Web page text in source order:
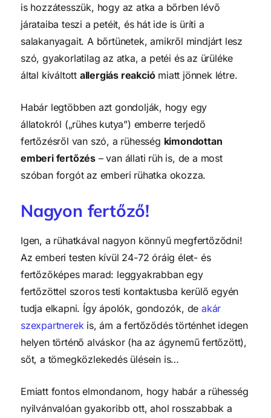
is hozzátesszük, hogy az atka a bőrben lévő
járataiba teszi a petéit, és hát ide is üríti a
salakanyagait. A bőrtünetek, amikről mindjárt lesz
szó, gyakorlatilag az atka, a petéi és az ürüléke
által kiváltott allergiás reakciómiatt jönnek létre.
Habár legtöbben azt gondolják, hogy egy
állatokról („rühes kutya”) emberre terjedő
fertőzésről van szó, a rühesség kimondottan
emberi fertőzés – van állati rüh is, de a most
szóban forgót az emberi rühatka okozza.
Nagyon fertőző!
Igen, a rühatkával nagyon könnyű megfertőződni!
Az emberi testen kívül 24-72 óráig élet- és
fertőzőképes marad: leggyakrabban egy
fertőzöttel szoros testi kontaktusba kerülő egyén
tudja elkapni. Így ápolók, gondozók, de akár
szexpartnerek is, ám a fertőződés történhet idegen
helyen történő alváskor (ha az ágynemű fertőzött),
sőt, a tömegközlekedés ülésein is…
Emiatt fontos elmondanom, hogy habár a rühesség
nyilvánvalóan gyakoribb ott, ahol rosszabbak a